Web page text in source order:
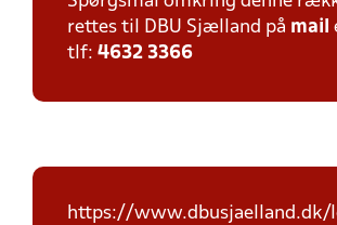
rettes til DBU Sjælland på mail
tlf: 4632 3366
https://www.dbusjaelland.dk/